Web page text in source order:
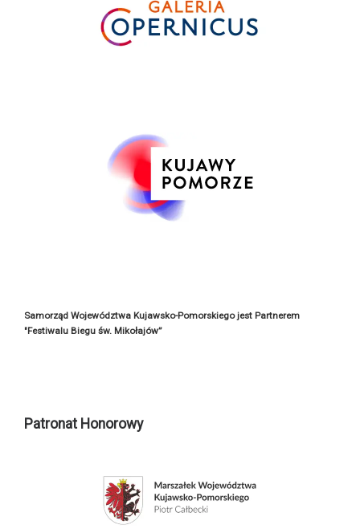
Samorząd Województwa Kujawsko-Pomorskiego jest Partnerem
"Festiwalu Biegu św. Mikołajów”
Patronat Honorowy